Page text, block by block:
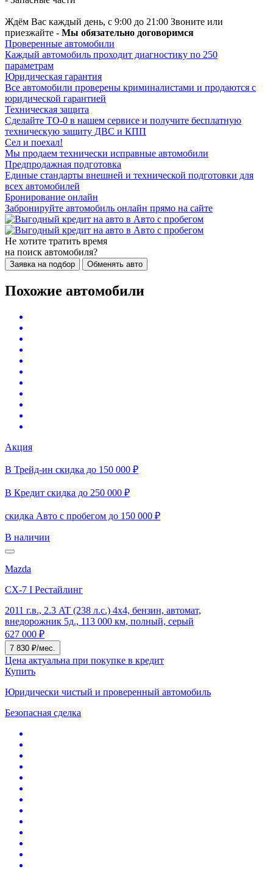
Ждём Вас каждый день, с 9:00 до 21:00 Звоните или
приезжайте - Мы обязательно договоримся
Проверенные автомобили
Каждый автомобиль проходит диагностику по 250
параметрам
Юридическая гарантия
Все автомобили проверены криминалистами и продаются с
юридической гарантией
Техническая защита
Сделайте ТО-0 в нашем сервисе и получите бесплатную
техническую защиту ДВС и КПП
Сел и поехал!
Мы продаем технически исправные автомобили
Предпродажная подготовка
Единые стандарты внешней и технической подготовки для
всех автомобилей
Бронирование онлайн
Забронируйте автомобиль онлайн прямо на сайте
Не хотите тратить время
на поиск автомобиля?
Заявка на подбор Обменять авто
Похожие автомобили
Акция
В Трейд-ин скидка до 150 000 ₽
В Кредит скидка до 250 000 ₽
скидка Авто с пробегом до 150 000 ₽
В наличии
Mazda
CX-7 I Рестайлинг
2011 г.в., 2.3 AT (238 л.с.) 4x4, бензин, автомат,
внедорожник 5д., 113 000 км, полный, серый
627 000 ₽
7 830 ₽/мес.
Цена актуальна при покупке в кредит
Купить
Юридически чистый и проверенный автомобиль
Безопасная сделка